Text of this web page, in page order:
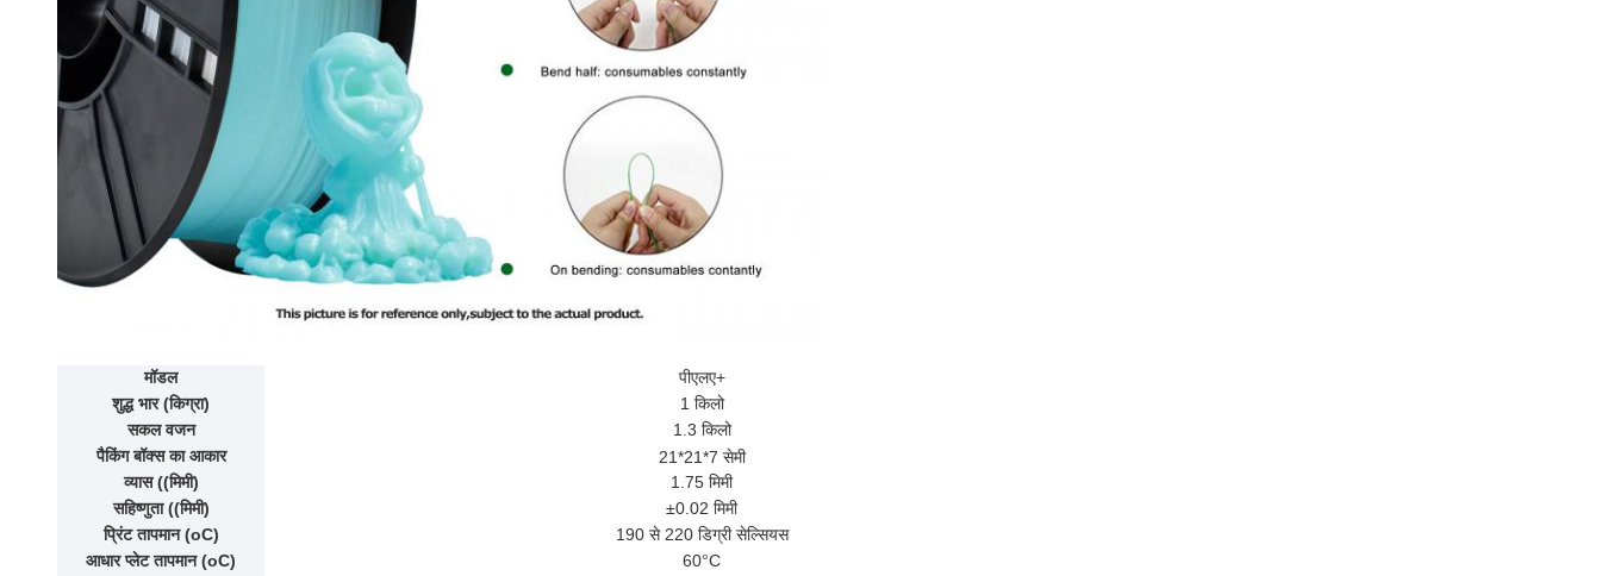
मॉडल
पीएलए+
शुद्ध भार (किग्रा)
1 किलो
सकल वजन
1.3 किलो
पैकिंग बॉक्स का आकार
21*21*7 सेमी
व्यास ((मिमी)
1.75 मिमी
सहिष्णुता ((मिमी)
±0.02 मिमी
प्रिंट तापमान (oC)
190 से 220 डिग्री सेल्सियस
आधार प्लेट तापमान (oC)
60°C